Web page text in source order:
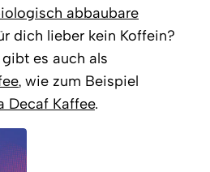
abbaubare
dich lieber kein Koffein?
es auch als
, wie zum Beispiel
Decaf Kaffee.